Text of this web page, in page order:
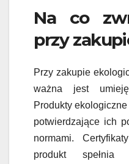
Na co
przy
Przy zakupie
ważna jest
Produkty
potwierdzające ich
normami.
produkt spełnia